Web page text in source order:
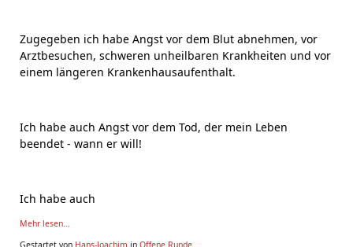
Zugegeben ich habe Angst vor dem Blut abnehmen, vor
Arztbesuchen, schweren unheilbaren Krankheiten und vor
einem längeren Krankenhausaufenthalt.
Ich habe auch Angst vor dem Tod, der mein Leben
beendet - wann er will!
Ich habe auch
Mehr lesen...
Gestartet von Hans-Joachim in Offene Runde